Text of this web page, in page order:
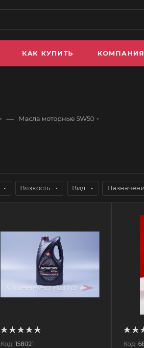
КАК КУПИТЬ КОМПАНИЯ
— Масла моторные 5W50
Вязкость Вид
Код: 158021 Код: